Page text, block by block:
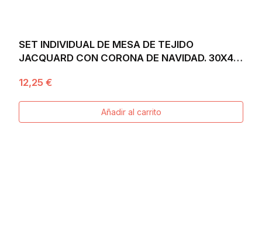
SET INDIVIDUAL DE MESA DE TEJIDO
JACQUARD CON CORONA DE NAVIDAD. 30X45
12,25 €
Añadir al carrito